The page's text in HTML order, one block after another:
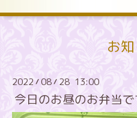
お
2022 /08/ 28 13:00
今日のお昼のお弁当で